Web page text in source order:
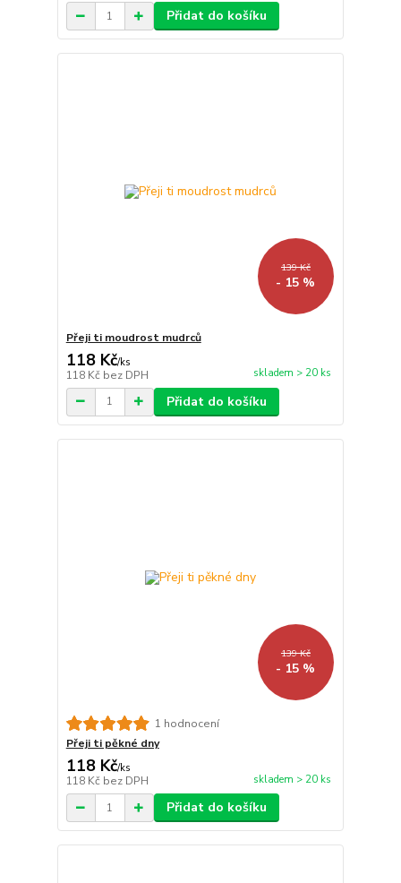
Přidat do košíku
139 Kč
- 15 %
Přeji ti moudrost mudrců
118 Kč/ks
118 Kč bez DPH skladem > 20 ks
Přidat do košíku
139 Kč
- 15 %
1 hodnocení
Přeji ti pěkné dny
118 Kč/ks
118 Kč bez DPH skladem > 20 ks
Přidat do košíku